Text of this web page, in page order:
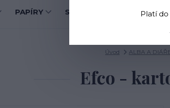
PAPÍRY SAMOLEPKY OZDOBY
Úvod ALBA A
Efco -
Platí do